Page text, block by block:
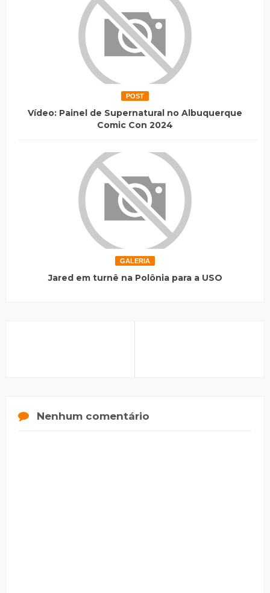
POST
Vídeo: Painel de Supernatural no Albuquerque
Comic Con 2024
GALERIA
Jared em turnê na Polônia para a USO
Nenhum comentário